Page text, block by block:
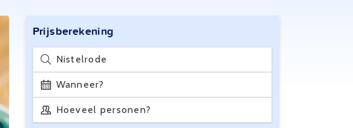
Prijsberekening
Nistelrode
Wanneer?
Hoeveel personen?